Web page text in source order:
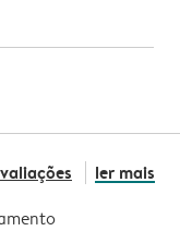
ler mais